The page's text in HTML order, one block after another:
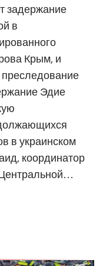
задержание
в
Крым, и
преследование
Эдие
в украинском
координатор